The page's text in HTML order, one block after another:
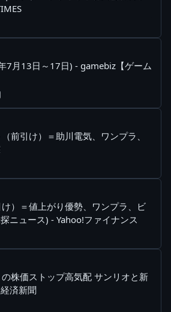
7月13日～17日) - gamebiz【ゲーム
前引け）＝助川電気、ワンプラ、
）＝値上がり優勢、ワンプラ、ビ
ニュース) - Yahoo!ファイナンス
株価ストップ高気配 サンリオと新
済新聞